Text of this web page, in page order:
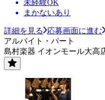
未経験OK
まかないあり
詳細を見る
応募画面に進む
アルバイト・パート
島村楽器 イオンモール大高